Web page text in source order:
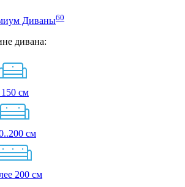
Диваны60
дивана:
см
см
200 см